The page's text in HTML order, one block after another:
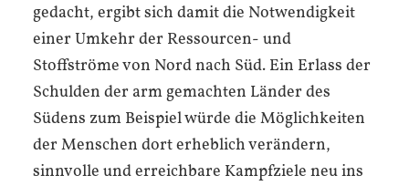
gedacht, ergibt sich damit die Notwendigkeit
einer Umkehr der Ressourcen- und
Stoffströme von Nord nach Süd. Ein Erlass der
Schulden der arm gemachten Länder des
Südens zum Beispiel würde die Möglichkeiten
der Menschen dort erheblich verändern,
sinnvolle und erreichbare Kampfziele neu ins